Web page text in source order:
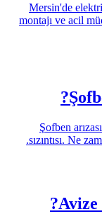
Mersin'de
montajı ve acil
Şofben
sızıntısı. Ne
Avize